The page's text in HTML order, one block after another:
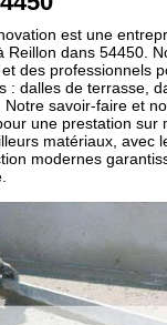
est une
Reillon dans 54450.
des professionnels
: dalles de terrasse,
savoir-faire et
une prestation sur
matériaux, avec
modernes